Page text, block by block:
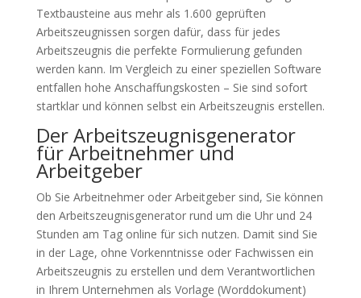
Textbausteine aus mehr als 1.600 geprüften
Arbeitszeugnissen sorgen dafür, dass für jedes
Arbeitszeugnis die perfekte Formulierung gefunden
werden kann. Im Vergleich zu einer speziellen Software
entfallen hohe Anschaffungskosten – Sie sind sofort
startklar und können selbst ein Arbeitszeugnis erstellen.
Der Arbeitszeugnisgenerator
für Arbeitnehmer und
Arbeitgeber
Ob Sie Arbeitnehmer oder Arbeitgeber sind, Sie können
den Arbeitszeugnisgenerator rund um die Uhr und 24
Stunden am Tag online für sich nutzen. Damit sind Sie
in der Lage, ohne Vorkenntnisse oder Fachwissen ein
Arbeitszeugnis zu erstellen und dem Verantwortlichen
in Ihrem Unternehmen als Vorlage (Worddokument)